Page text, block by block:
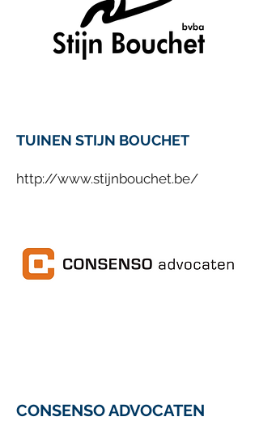
TUINEN STIJN BOUCHET
http://www.stijnbouchet.be/
CONSENSO ADVOCATEN